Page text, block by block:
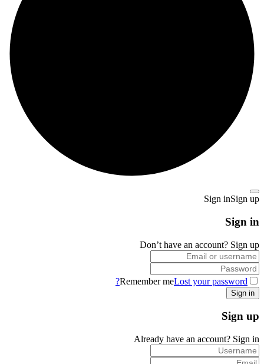
Sign inSign up
Sign in
Don’t have an account? Sign up
Remember meLost your password?
Sign up
Already have an account? Sign in